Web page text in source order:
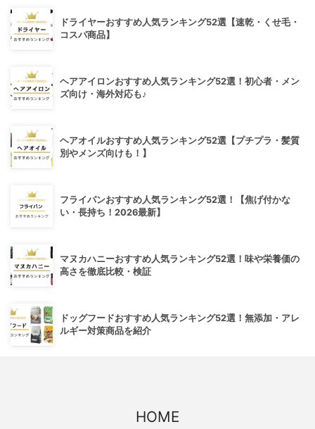
ドライヤーおすすめ人気ランキング52選【速乾・くせ毛・
コスパ商品】
ヘアアイロンおすすめ人気ランキング52選！初心者・メン
ズ向け・海外対応も♪
ヘアオイルおすすめ人気ランキング52選【プチプラ・髪質
別やメンズ向けも！】
フライパンおすすめ人気ランキング52選！【焦げ付かな
い・長持ち！2026最新】
マヌカハニーおすすめ人気ランキング52選！味や栄養価の
高さを徹底比較・検証
ドッグフードおすすめ人気ランキング52選！無添加・アレ
ルギー対策商品を紹介
HOME